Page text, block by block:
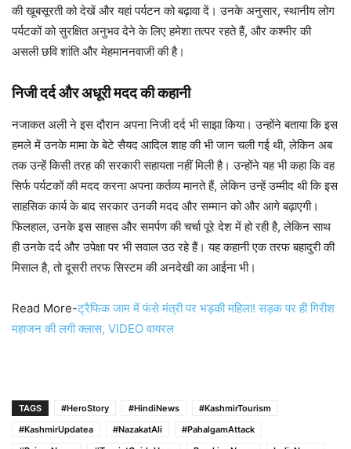
की खूबसूरती को देखें और यहां पर्यटन को बढ़ावा दें। उनके अनुसार, स्थानीय लोग
पर्यटकों को सुरक्षित अनुभव देने के लिए हमेशा तत्पर रहते हैं, और कश्मीर की
असली छवि शांति और मेहमाननवाजी की है।
निजी दर्द और अधूरी मदद की कहानी
नजाकत अली ने इस दौरान अपना निजी दर्द भी साझा किया। उन्होंने बताया कि इस
हमले में उनके मामा के बेटे सैयद आदिल शाह की भी जान चली गई थी, लेकिन अब
तक उन्हें किसी तरह की सरकारी सहायता नहीं मिली है। उन्होंने यह भी कहा कि वह
सिर्फ पर्यटकों की मदद करना अपना कर्तव्य मानते हैं, लेकिन उन्हें उम्मीद थी कि इस
साहसिक कार्य के बाद सरकार उनकी मदद और सम्मान को और आगे बढ़ाएगी।
फिलहाल, उनके इस साहस और समर्पण की चर्चा पूरे देश में हो रही है, लेकिन साथ
ही उनके दर्द और उपेक्षा पर भी सवाल उठ रहे हैं। यह कहानी एक तरफ बहादुरी की
मिसाल है, तो दूसरी तरफ सिस्टम की अनदेखी का आईना भी।
Read More-ट्रैफिक जाम में फंसे मंत्री पर भड़की महिला! सड़क पर ही गिरीश
महाजन की लगी क्लास, VIDEO वायरल
TAGS #HeroStory #HindiNews
#KashmirTourism
#KashmirUpdatea
#NazakatAli
#PahalgamAttack